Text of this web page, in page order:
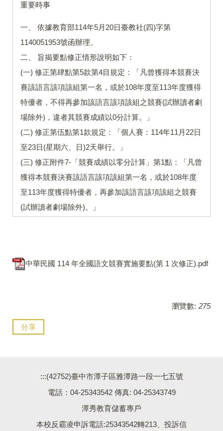
重要時事
一、 依據教育部114年5月20日臺教社(四)字第
1140051953號函辦理。
二、 旨揭要點修正情形說明如下：
(一) 修正第肆點第5款第4目規定：「凡曾獲得本競賽決
賽該語言該項該組第一名，或於108年度至113年度獲得
特優者，不得再參加該語言該項該組之競賽(試辦讀者劇
場除外)，違者其競賽成績以0分計算。」
(二) 修正第伍點第1款規定：「個人賽：114年11月22日
至23日(星期六、日)2天舉行。」
(三) 修正附件7-「競賽成績以零分計算」第1點：「凡曾
獲得本競賽決賽該語言該項該組第一名，或於108年度
至113年度獲得特優者，再參加該語言該項該組之競賽
(試辦讀者劇場除外)。」
中華民國 114 年全國語文競賽實施要點(第 1 次修正).pdf
瀏覽數: 275
分享
:::(42752)臺中市潭子區雅潭路一段一七五號
電話：04-25343542 傳真: 04-25343749
潭秀教育儲蓄專戶
本校反霸凌申訴電話:25343542轉213、投訴信